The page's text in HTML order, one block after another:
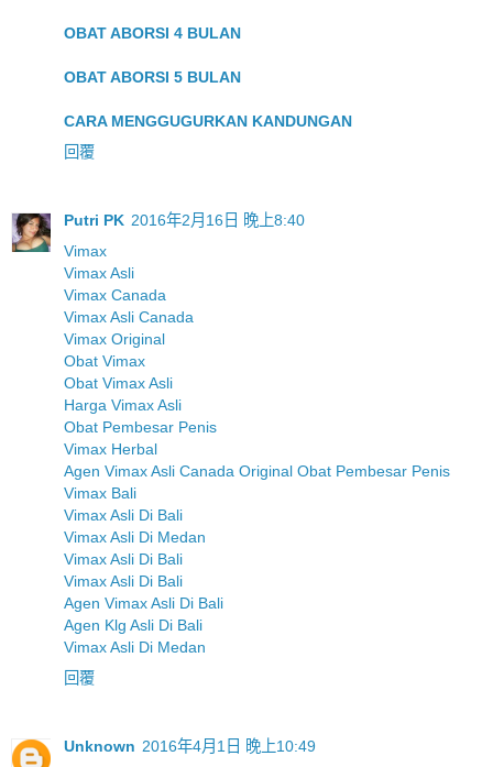
OBAT ABORSI 4 BULAN
OBAT ABORSI 5 BULAN
CARA MENGGUGURKAN KANDUNGAN
回覆
Putri PK 2016年2月16日 晚上8:40
Vimax
Vimax Asli
Vimax Canada
Vimax Asli Canada
Vimax Original
Obat Vimax
Obat Vimax Asli
Harga Vimax Asli
Obat Pembesar Penis
Vimax Herbal
Agen Vimax Asli Canada Original Obat Pembesar Penis
Vimax Bali
Vimax Asli Di Bali
Vimax Asli Di Medan
Vimax Asli Di Bali
Vimax Asli Di Bali
Agen Vimax Asli Di Bali
Agen Klg Asli Di Bali
Vimax Asli Di Medan
回覆
Unknown 2016年4月1日 晚上10:49